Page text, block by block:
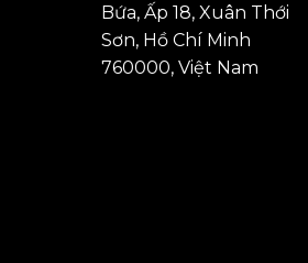
Bứa, Ấp 18, Xuân Thới
Sơn, Hồ Chí Minh
760000, Việt Nam